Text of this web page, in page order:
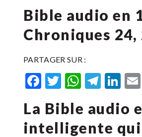
Bible audio en
Chroniques 24,
PARTAGER SUR :
Facebook
Twitter
La Bible audio
intelligente